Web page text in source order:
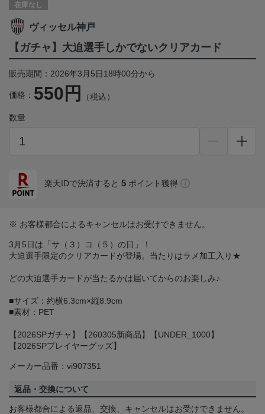
在庫なし
ヴィッセル神戸
【ガチャ】大迫選手しかでないクリアカード
販売期間：2026年3月5日18時00分から
価格： 550円 （税込）
数量
楽天IDで決済すると 5 ポイント獲得
※ お客様都合によるキャンセルはお受けできません。
3月5日は「サ（３）コ（５）の日」！
大迫選手限定のクリアカードが登場。当たりはラメ加工入り★
どの大迫選手カードが当たるかは届いてからのお楽しみ♪
■サイズ：約横6.3cm×縦8.9cm
■素材：PET
【2026SPガチャ】【260305新商品】【UNDER_1000】
【2026SPプレイヤーグッズ】
メーカー品番：vi907351
返品・交換について
お客様都合による返品、交換、キャンセルはお受けできません。